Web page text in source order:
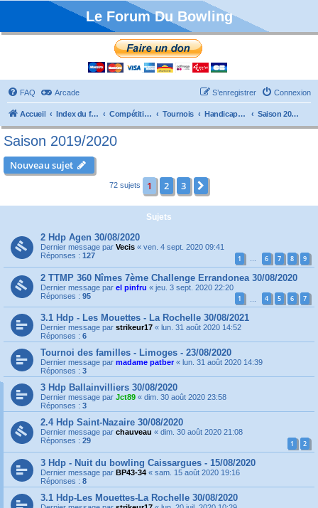
Le Forum Du Bowling
FAQ Arcade Connexion
S’enregistrer
Accueil Index du forum Compétitions Tournois Handicaps et TTMP Saison 2019/2020
Saison 2019/2020
Nouveau sujet
72 sujets 1 2 3
Sujets
2 Hdp Agen 30/08/2020
Dernier message par Vecis « ven. 4 sept. 2020 09:41
Réponses : 127 1 … 6 7 8 9
2 TTMP 360 Nîmes 7ème Challenge Errandonea 30/08/2020
Dernier message par el pinfru « jeu. 3 sept. 2020 22:20
Réponses : 95 1 4 5 6 7
3.1 Hdp - Les Mouettes - La Rochelle 30/08/2021
Dernier message par strikeur17 « lun. 31 août 2020 14:52
Réponses : 6
Tournoi des familles - Limoges - 23/08/2020
Dernier message par madame patber « lun. 31 août 2020 14:39
Réponses : 3
3 Hdp Ballainvilliers 30/08/2020
Dernier message par Jct89 « dim. 30 août 2020 23:58
Réponses : 3
2.4 Hdp Saint-Nazaire 30/08/2020
Dernier message par chauveau « dim. 30 août 2020 21:08
Réponses : 29 1 2
3 Hdp - Nuit du bowling Caissargues - 15/08/2020
Dernier message par BP43-34 « sam. 15 août 2020 19:16
Réponses : 8
3.1 Hdp-Les Mouettes-La Rochelle 30/08/2020